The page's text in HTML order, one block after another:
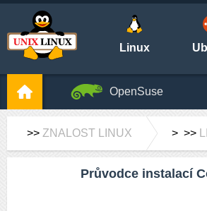
Linux
OpenSuse
>> ZNALOST LINUX > >>
Průvodce instalací